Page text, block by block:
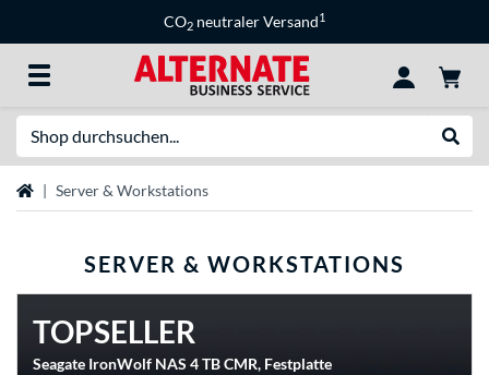
CO2 neutraler Versand1
StartseiteServer & Workstations
SERVER & WORKSTATIONS
TOPSELLER
Seagate IronWolf NAS 4 TB CMR, Festplatte